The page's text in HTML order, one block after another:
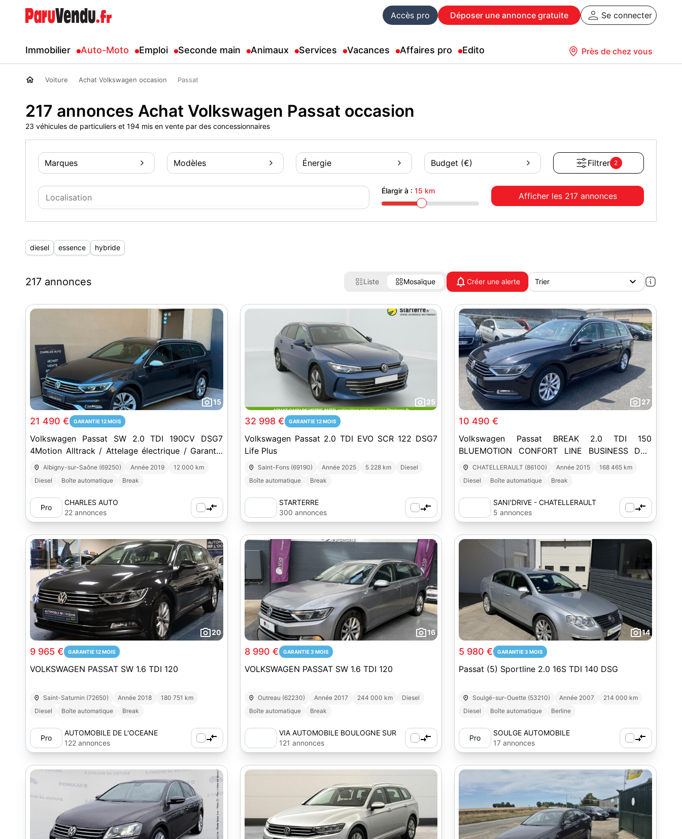
Accès pro Déposer une annonce gratuite Se connecter
Immobilier Auto-Moto Emploi Seconde main Animaux Services Vacances Affaires pro Edito Près de chez vous
Voiture Achat Volkswagen occasion Passat
217 annonces Achat Volkswagen Passat occasion
23 véhicules de particuliers et 194 mis en vente par des concessionnaires
Marques Modèles Énergie Budget (€) Filtrer 2
Élargir à : 15 km
Afficher les 217 annonces
diesel essence hybride
217 annonces Liste Mosaïque Créer une alerte
15
21 490 € GARANTIE 12 MOIS
Volkswagen Passat SW 2.0 TDI 190CV DSG7
4Motion Alltrack / Attelage électrique / Garantie
12 mois
Albigny-sur-Saône (69250) Année 2019
12 000 km
Diesel
Boîte automatique Break
Pro
CHARLES AUTO
22 annonces
25
32 998 € GARANTIE 12 MOIS
Volkswagen Passat 2.0 TDI EVO SCR 122 DSG7
Life Plus
Saint-Fons (69190) Année 2025 5 228 km
Diesel
Boîte automatique
Break
STARTERRE
300 annonces
27
10 490 €
Volkswagen Passat BREAK 2.0 TDI 150
BLUEMOTION CONFORT LINE BUSINESS DSG
BVACHATELLERAULT (86100) Année 2015
168 465 km
Diesel
Boîte automatique Break
SANI'DRIVE - CHATELLERAULT
5 annonces
20
9 965 € GARANTIE 12 MOIS
VOLKSWAGEN PASSAT SW 1.6 TDI 120
Saint-Saturnin (72650) Année 2018
180 751 km
Diesel
Boîte automatique Break
Pro
AUTOMOBILE DE L'OCEANE
122 annonces
16
8 990 € GARANTIE 3 MOIS
VOLKSWAGEN PASSAT SW 1.6 TDI 120
Outreau (62230) Année 2017 244 000 km
Diesel
Boîte automatique
Break
VIA AUTOMOBILE BOULOGNE SUR
MER
121 annonces
14
5 980 € GARANTIE 3 MOIS
Passat (5) Sportline 2.0 16S TDI 140 DSG
Soulgé-sur-Ouette (53210) Année 2007
214 000 km
Diesel
Boîte automatique Berline
Pro
SOULGE AUTOMOBILE
17 annonces